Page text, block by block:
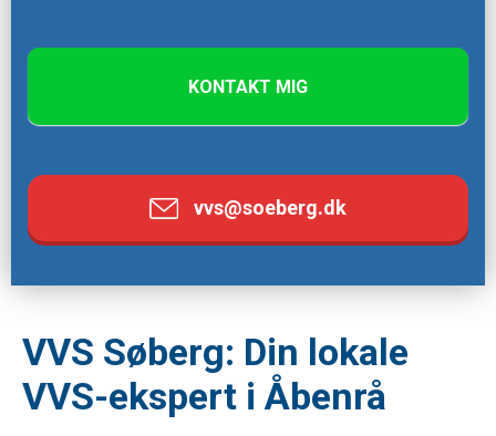
s
i
d
l
a
n
KONTAKT MIG
vvs@soeberg.dk
VVS Søberg: Din lokale
VVS-ekspert i Åbenrå